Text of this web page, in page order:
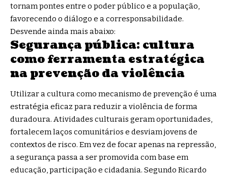
tornam pontes entre o poder público e a população,
favorecendo o diálogo e a corresponsabilidade.
Desvende ainda mais abaixo:
Segurança pública: cultura
como ferramenta estratégica
na prevenção da violência
Utilizar a cultura como mecanismo de prevenção é uma
estratégia eficaz para reduzir a violência de forma
duradoura. Atividades culturais geram oportunidades,
fortalecem laços comunitários e desviam jovens de
contextos de risco. Em vez de focar apenas na repressão,
a segurança passa a ser promovida com base em
educação, participação e cidadania. Segundo Ricardo